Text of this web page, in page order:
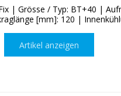
| Grösse / Typ: BT+40 |
[mm]: 120 |
Artikel anzeigen